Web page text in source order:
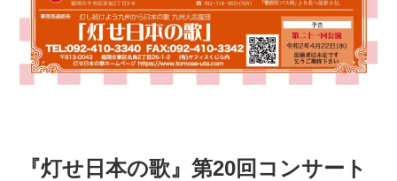
『灯せ日本の歌』第20回コンサート